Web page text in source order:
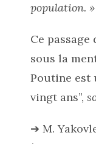
population. »
Ce passage
sous la
Poutine est
vingt ans”,
➔ M.